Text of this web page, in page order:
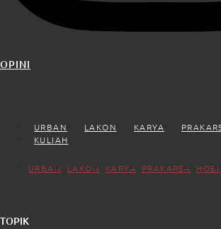
OPINI
URBAN LAKON KARYA
KULIAH
URBAN LAKON KARYA PRAKARSA HOBI
TOPIK